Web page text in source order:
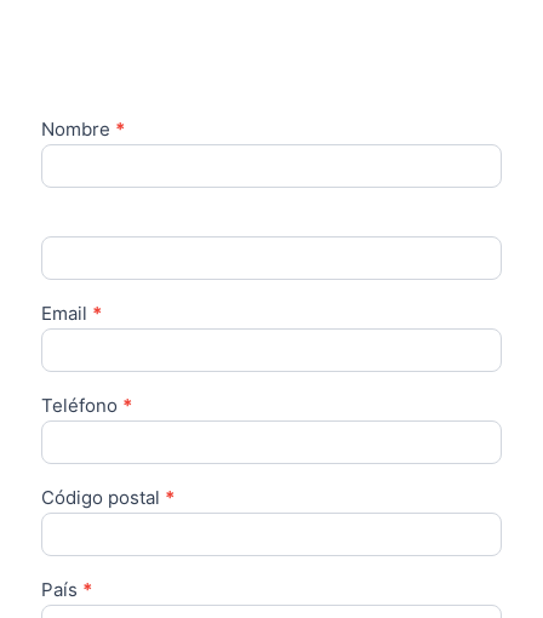
FORM-
NXP-
ES
Nombre *
Email *
Teléfono *
Código postal *
País *